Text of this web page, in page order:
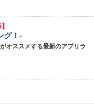
グ！-
オススメする最新のアプリラ